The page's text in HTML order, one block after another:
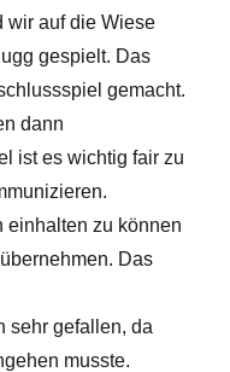
wir auf die Wiese
gespielt. Das
gemacht.
dann
ist es wichtig fair zu
einhalten zu können
Das
sehr gefallen, da
musste.